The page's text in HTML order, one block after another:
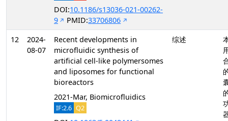
DOI:10.1186/s13036-021-00262-
9
PMID:33706806
12
2024-
08-07
Recent developments in
microfluidic synthesis of
artificial cell-like polymersomes
and liposomes for functional
bioreactors
2021-Mar, Biomicrofluidics
IF:2.6 Q2
综述